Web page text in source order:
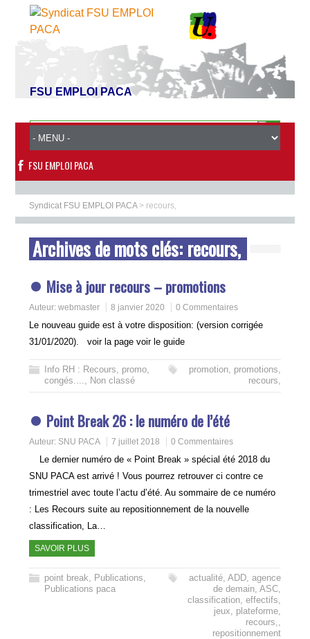
FSU EMPLOI PACA
FSU EMPLOI PACA
Syndicat FSU EMPLOI PACA> recours,
Archives de mots clés: recours,
Mise à jour recours – promotions
Auteur:webmaster 8 janvier 2020 0 Commentaires
Le nouveau guide est à votre disposition: (version corrigée
31/01/2020). voir la page voir le guide
Info RH : Recours, promo,
congés...., Non classé
promotion, promotions,
recours,
Point Break 26 : le numéro de l’été
Auteur: SNU PACA 7 juillet 2018 0 Commentaires
Le dernier numéro de « Point Break » spécial été 2018 du
SNU PACA est arrivé ! Vous pourrez retrouver ci contre ce
trimestriel avec toute l’actu d’été. Au sommaire de ce numéro
: Les Recours suite au repositionnement de la nouvelle
classification, La…
SAVOIR PLUS
point break, Publications,
Publications paca
actualité, ADD, agence
de demain, ASC,
classification, effectifs,
jeux, plateforme,
recours,,
repositionnement